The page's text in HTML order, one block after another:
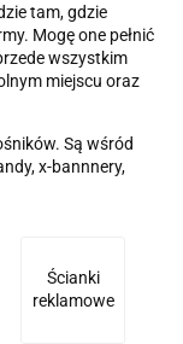
tam, gdzie
Mogę one pełnić
wszystkim
miejscu oraz
Są wśród
x-bannnery,
Ścianki
reklamowe